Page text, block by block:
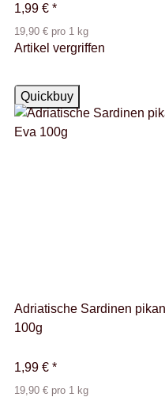
1,99 € *
19,90 € pro 1 kg
Artikel vergriffen
Quickbuy
Auf Lager
Adriatische Sardinen
100g
1,99 € *
19,90 € pro 1 kg